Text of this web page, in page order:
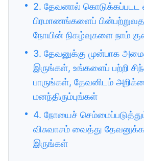
2. தேவனால் கொடுக்கப்படட
பிரமாணங்களைப்
நோயின் நிகழ்வுகளை நாம்
3. தேவனுக்கு முன்பாக
இருங்கள், உங்களைப் பற்றி
பாருங்கள், தேவனிடம்
மனந்திரும்புங்கள்
4. நோயைச்
விசுவாசம் வைத்து
இருங்கள்